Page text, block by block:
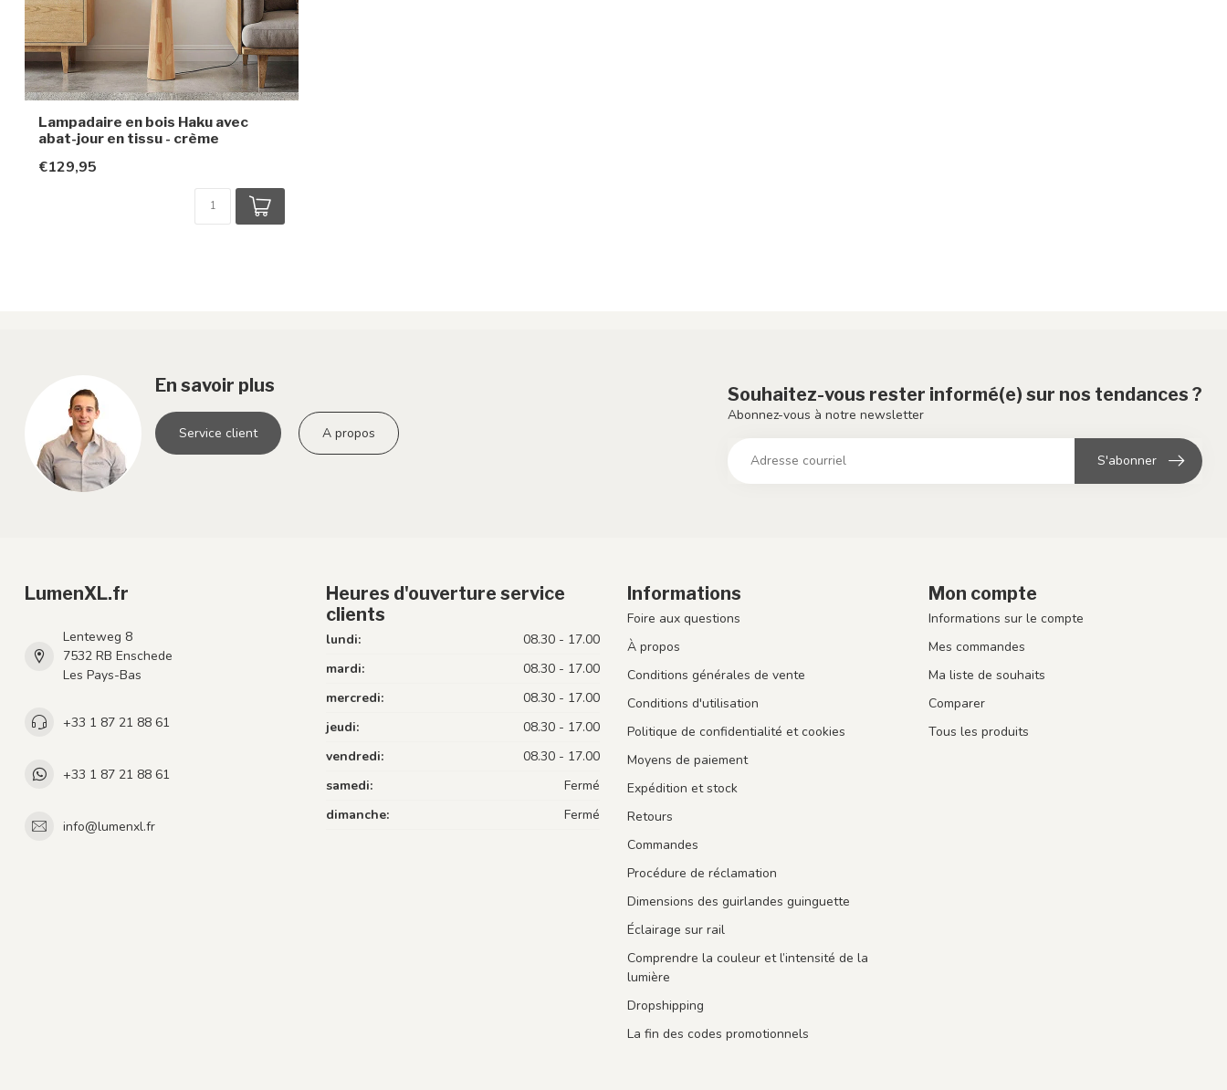
Lampadaire en bois Haku avec
abat-jour en tissu - crème
€129,95
En savoir plus
Service client A propos
Souhaitez-vous rester informé(e) sur nos tendances ?
Abonnez-vous à notre newsletter
S'abonner
LumenXL.fr
Lenteweg 8
7532 RB Enschede
Les Pays-Bas
+33 1 87 21 88 61
+33 1 87 21 88 61
info@lumenxl.fr
Heures d'ouverture service
clients
lundi:
08.30 - 17.00
mardi:
08.30 - 17.00
mercredi:
08.30 - 17.00
jeudi:
08.30 - 17.00
vendredi:
08.30 - 17.00
samedi:
Fermé
dimanche:
Fermé
Informations
Foire aux questions
À propos
Conditions générales de vente
Conditions d'utilisation
Politique de confidentialité et cookies
Moyens de paiement
Expédition et stock
Retours
Commandes
Procédure de réclamation
Dimensions des guirlandes guinguette
Éclairage sur rail
Comprendre la couleur et l’intensité de la
lumière
Dropshipping
La fin des codes promotionnels
Mon compte
Informations sur le compte
Mes commandes
Ma liste de souhaits
Comparer
Tous les produits